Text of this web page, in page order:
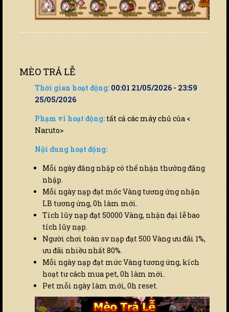
MÈO TRẢ LỄ
Thời gian hoạt động: 00:01 21/05/2026 - 23:59
25/05/2026
Phạm vi hoạt động: tất cả các máy chủ của <
Naruto>
Nội dung hoạt động:
Mỗi ngày đăng nhập có thể nhận thưởng đăng
nhập.
Mỗi ngày nạp đạt mốc Vàng tương ứng nhận
LB tương ứng, 0h làm mới.
Tích lũy nạp đạt 50000 Vàng, nhận đại lễ bao
tích lũy nạp.
Người chơi toàn sv nạp đạt 500 Vàng ưu đãi 1%,
ưu đãi nhiều nhất 80%.
Mỗi ngày nạp đạt mức Vàng tương ứng, kích
hoạt tư cách mua pet, 0h làm mới.
Pet mỗi ngày làm mới, 0h reset.